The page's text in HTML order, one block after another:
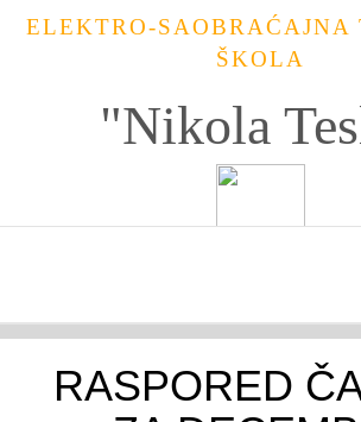
ELEKTRO-SAOBRAĆAJNA
ŠKOLA
"Nikola
RASPORED